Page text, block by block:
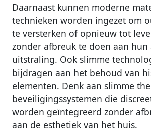
Daarnaast kunnen moderne
technieken worden ingezet om
te versterken of opnieuw tot
zonder afbreuk te doen aan hun
uitstraling. Ook slimme
bijdragen aan het behoud van
elementen. Denk aan slimme
beveiligingssystemen die
worden geïntegreerd zonder
aan de esthetiek van het huis.